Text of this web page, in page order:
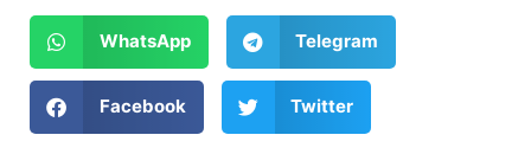
WhatsApp Telegram
Facebook Twitter